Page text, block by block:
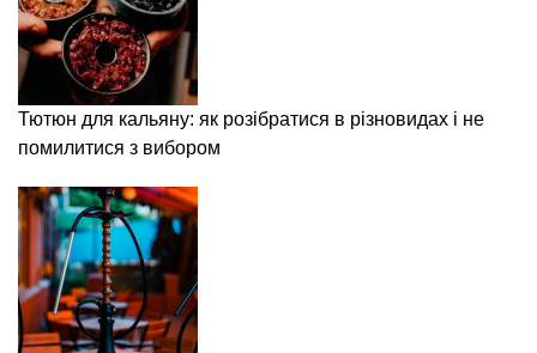
Тютюн для кальяну: як розібратися в різновидах і не
помилитися з вибором